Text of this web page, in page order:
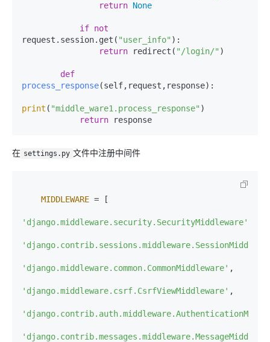
return None
if not
request.session.get( "user_info" ):
return redirect( "/login/" )
def
process_response(self,request,response):
print ( "middle_ware1.process_response" )
return response
在 settings.py 文件中注册中间件
MIDDLEWARE = [
'django.middleware.security.SecurityMiddleware'
'django.middleware.common.CommonMiddleware' ,
'django.middleware.csrf.CsrfViewMiddleware' ,